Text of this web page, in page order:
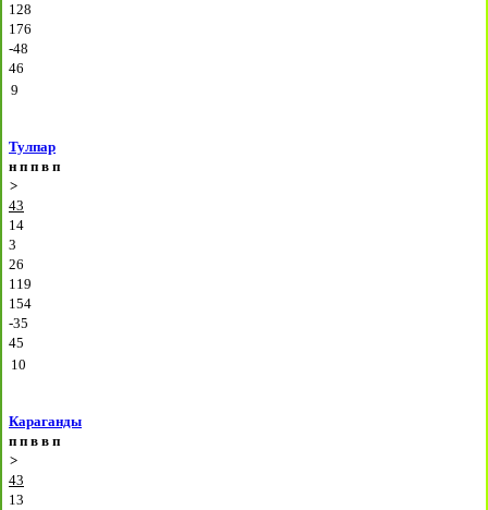
128
176
-48
46
9
Тулпар
н п п в п
>
43
14
3
26
119
154
-35
45
10
Караганды
п п в в п
>
43
13